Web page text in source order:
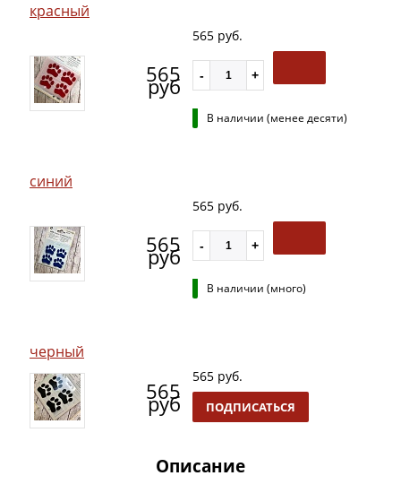
красный
565
руб
565 руб.
В наличии (менее десяти)
синий
565
руб
565 руб.
В наличии (много)
черный
565
руб
565 руб.
ПОДПИСАТЬСЯ
Описание